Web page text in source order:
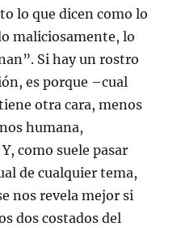
lo que dicen como lo
maliciosamente, lo
Si hay un rostro
es porque –cual
otra cara, menos
humana,
como suele pasar
de cualquier tema,
nos revela mejor si
dos costados del